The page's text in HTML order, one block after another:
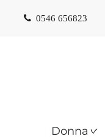
0546 656823
Donna